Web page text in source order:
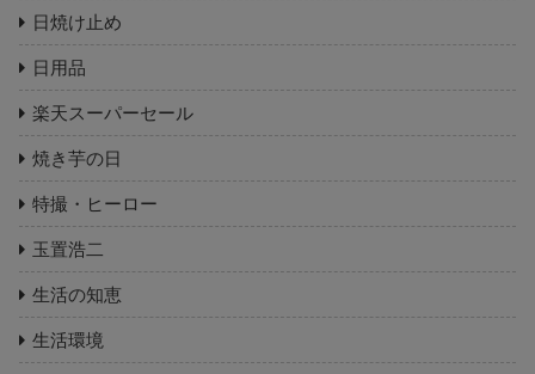
日焼け止め
日用品
楽天スーパーセール
焼き芋の日
特撮・ヒーロー
玉置浩二
生活の知恵
生活環境